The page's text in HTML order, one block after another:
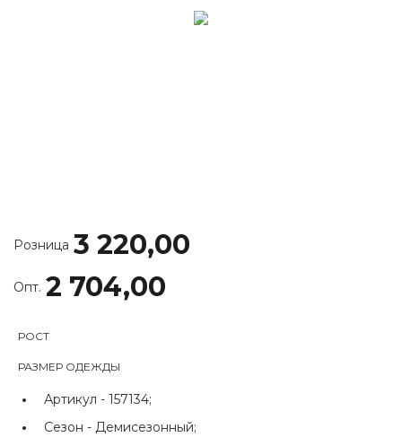
Розница 3 220,00
Опт. 2 704,00
РОСТ
РАЗМЕР ОДЕЖДЫ
Артикул - 157134;
Сезон - Демисезонный;